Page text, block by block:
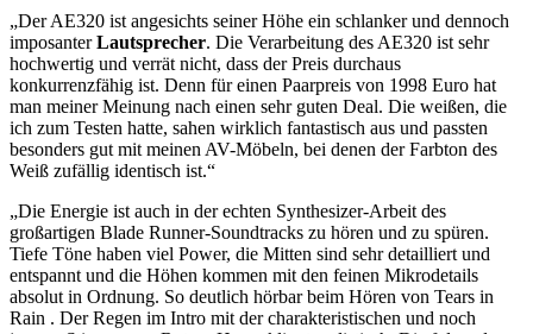
„Der AE320 ist angesichts seiner Höhe ein schlanker und dennoch
imposanterLautsprecher. Die Verarbeitung des AE320 ist sehr
hochwertig und verrät nicht, dass der Preis durchaus
konkurrenzfähig ist. Denn für einen Paarpreis von 1998 Euro hat
man meiner Meinung nach einen sehr guten Deal. Die weißen, die
ich zum Testen hatte, sahen wirklich fantastisch aus und passten
besonders gut mit meinen AV-Möbeln, bei denen der Farbton des
Weiß zufällig identisch ist.“
„Die Energie ist auch in der echten Synthesizer-Arbeit des
großartigen Blade Runner-Soundtracks zu hören und zu spüren.
Tiefe Töne haben viel Power, die Mitten sind sehr detailliert und
entspannt und die Höhen kommen mit den feinen Mikrodetails
absolut in Ordnung. So deutlich hörbar beim Hören von Tears in
Rain . Der Regen im Intro mit der charakteristischen und noch